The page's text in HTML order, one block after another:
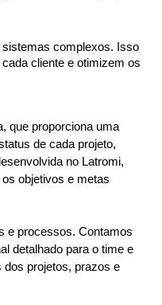
sistemas complexos. Isso
cliente e otimizem os
que proporciona uma
de cada projeto,
no Latromi,
objetivos e metas
e processos. Contamos
detalhado para o time e
dos projetos, prazos e